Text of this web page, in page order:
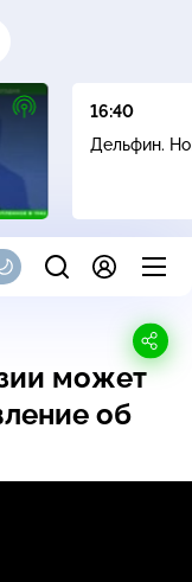
16:40
Дельфин.
может
об